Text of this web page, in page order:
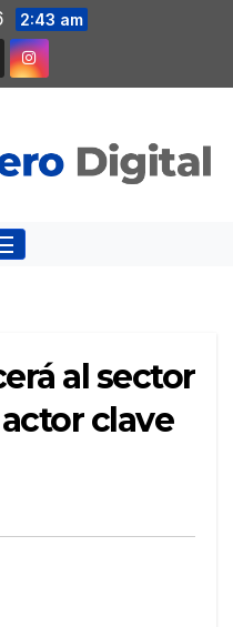
2:43 am
al sector
clave